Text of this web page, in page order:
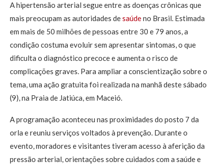
A hipertensão arterial segue entre as doenças crônicas que
mais preocupam as autoridades desaúdeno Brasil. Estimada
em mais de 50 milhões de pessoas entre 30 e 79 anos, a
condição costuma evoluir sem apresentar sintomas, o que
dificulta o diagnóstico precoce e aumenta o risco de
complicações graves. Para ampliar a conscientização sobre o
tema, uma ação gratuita foi realizada na manhã deste sábado
(9), na Praia de Jatiúca, em Maceió.
A programação aconteceu nas proximidades do posto 7 da
orla e reuniu serviços voltados à prevenção. Durante o
evento, moradores e visitantes tiveram acesso à aferição da
pressão arterial, orientações sobre cuidados com a saúde e